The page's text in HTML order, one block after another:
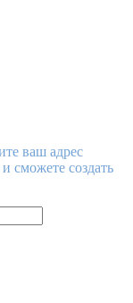
ваш адрес
сможете создать